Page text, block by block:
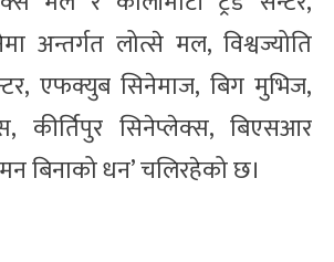
अन्तर्गत लोत्से मल, विश्वज्योति
एफक्युब सिनेमाज, बिग मुभिज,
कीर्तिपुर सिनेप्लेक्स, बिएसआर
बिनाको धन’ चलिरहेको छ।